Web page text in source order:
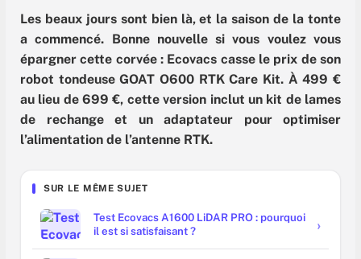
Les beaux jours sont bien là, et la saison de la tonte
a commencé. Bonne nouvelle si vous voulez vous
épargner cette corvée : Ecovacs casse le prix de son
robot tondeuse GOAT O600 RTK Care Kit. À 499 €
au lieu de 699 €, cette version inclut un kit de lames
de rechange et un adaptateur pour optimiser
l’alimentation de l’antenne RTK.
SUR LE MÊME SUJET
Test Ecovacs A1600 LiDAR PRO : pourquoi
il est si satisfaisant ?